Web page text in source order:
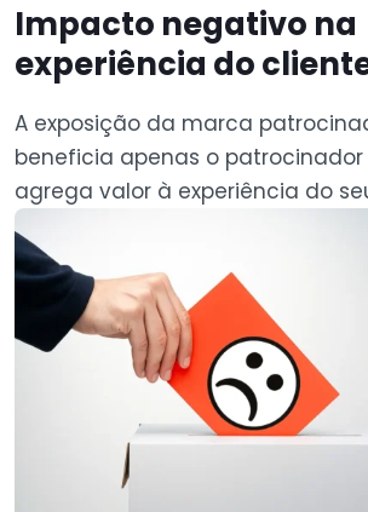
Impacto negativo na
experiência do
A exposição da marca
beneficia apenas o
agrega valor à experiência do